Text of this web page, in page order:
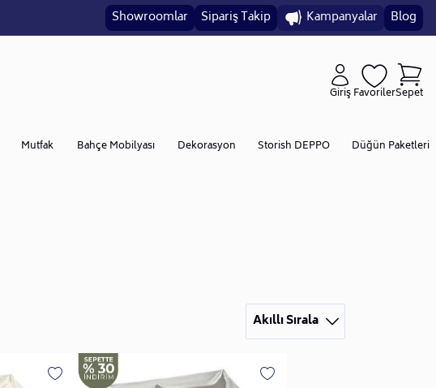
Showroomlar Sipariş Takip Kampanyalar Blog
GirişFavorilerSepet
Mutfak Bahçe Mobilyası Dekorasyon Storish DEPPO Düğün Paketleri
Akıllı Sırala